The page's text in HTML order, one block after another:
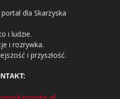
dla Skarżyska
i ludzie.
i rozrywka.
i przyszłość.